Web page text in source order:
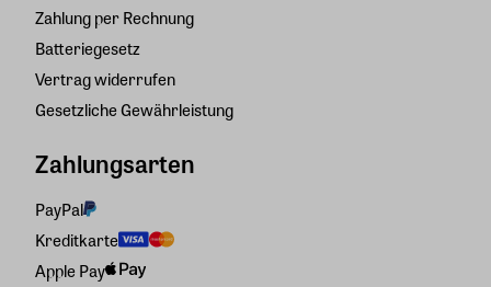
Zahlung per Rechnung
Batteriegesetz
Vertrag widerrufen
Gesetzliche Gewährleistung
Zahlungsarten
PayPal
Kreditkarte
Apple Pay